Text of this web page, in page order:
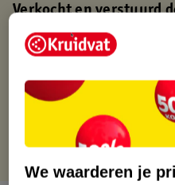
Verkocht en verstuurd
Binnen 1 werkdag verstuurd
Gratis retourneren via
Gratis punten met je
We waarderen je